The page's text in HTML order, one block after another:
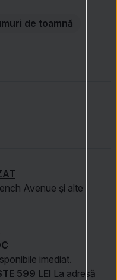
de toamnă
Avenue și alte
imediat.
599 LEI La adresă